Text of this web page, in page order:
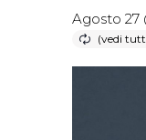
Agosto 27